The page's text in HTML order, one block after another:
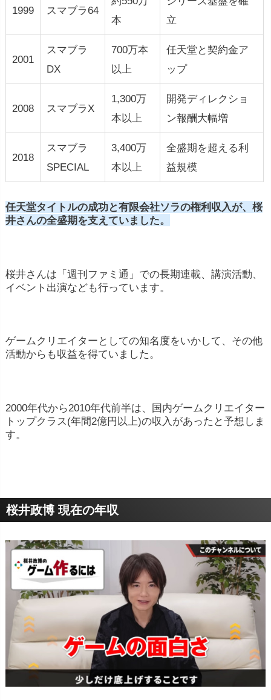
1999 スマブラ64
本
立
2001
スマブラ
DX
700万本
以上
任天堂と契約金ア
ップ
2008 スマブラX
1,300万
本以上
開発ディレクショ
ン報酬大幅増
2018
スマブラ
SPECIAL
3,400万
本以上
全盛期を超える利
益規模
任天堂タイトルの成功と有限会社ソラの権利収入が、桜
井さんの全盛期を支えていました。
桜井さんは「週刊ファミ通」での長期連載、講演活動、
イベント出演なども行っています。
ゲームクリエイターとしての知名度をいかして、その他
活動からも収益を得ていました。
2000年代から2010年代前半は、国内ゲームクリエイター
トップクラス(年間2億円以上)の収入があったと予想しま
す。
桜井政博 現在の年収